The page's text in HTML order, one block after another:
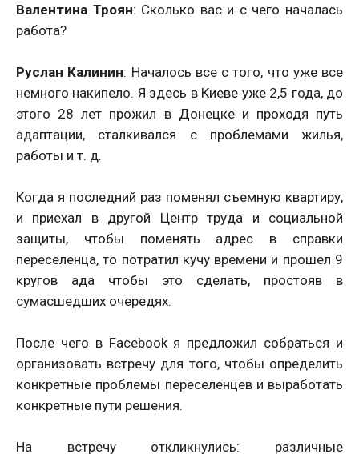
Валентина Троян: Сколько вас и с чего началась
работа?
Руслан Калинин: Началось все с того, что уже все
немного накипело. Я здесь в Киеве уже 2,5 года, до
этого 28 лет прожил в Донецке и проходя путь
адаптации, сталкивался с проблемами жилья,
работы и т. д.
Когда я последний раз поменял съемную квартиру,
и приехал в другой Центр труда и социальной
защиты, чтобы поменять адрес в справки
переселенца, то потратил кучу времени и прошел 9
кругов ада чтобы это сделать, простояв в
сумасшедших очередях.
После чего в Facebook я предложил собраться и
организовать встречу для того, чтобы определить
конкретные проблемы переселенцев и выработать
конкретные пути решения.
На встречу откликнулись: различные